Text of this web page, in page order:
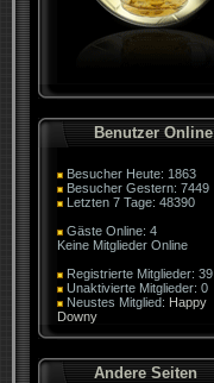
Benutzer Online
Besucher Heute: 1863
Besucher Gestern: 7449
Letzten 7 Tage: 48390
Gäste Online: 4
Keine Mitglieder Online
Registrierte Mitglieder: 39
Unaktivierte Mitglieder: 0
Neustes Mitglied: Happy
Downy
Andere Seiten